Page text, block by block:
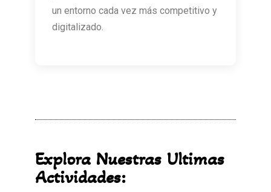
un entorno cada vez más competitivo y
digitalizado.
Explora Nuestras Ultimas
Actividades: